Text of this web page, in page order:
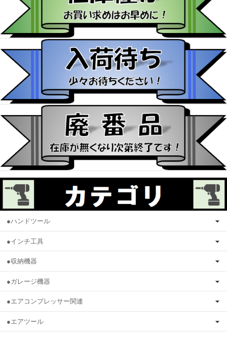
●ハンドツール
●インチ工具
●収納機器
●ガレージ機器
●エアコンプレッサー関連
●エアツール